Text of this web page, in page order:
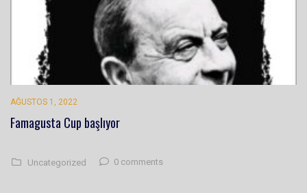
AĞUSTOS 1, 2022
Famagusta Cup başlıyor
Uncategorized 0 comments